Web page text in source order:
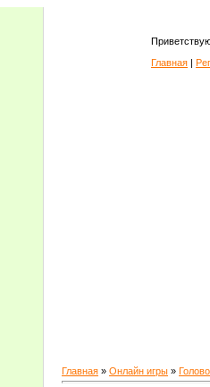
Главная |
Главная » Онлайн игры »